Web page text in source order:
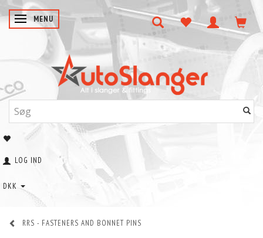
SKIFTE NAVIGATION
MENU
LOG IND
DKK
RRS - FASTENERS AND BONNET PINS